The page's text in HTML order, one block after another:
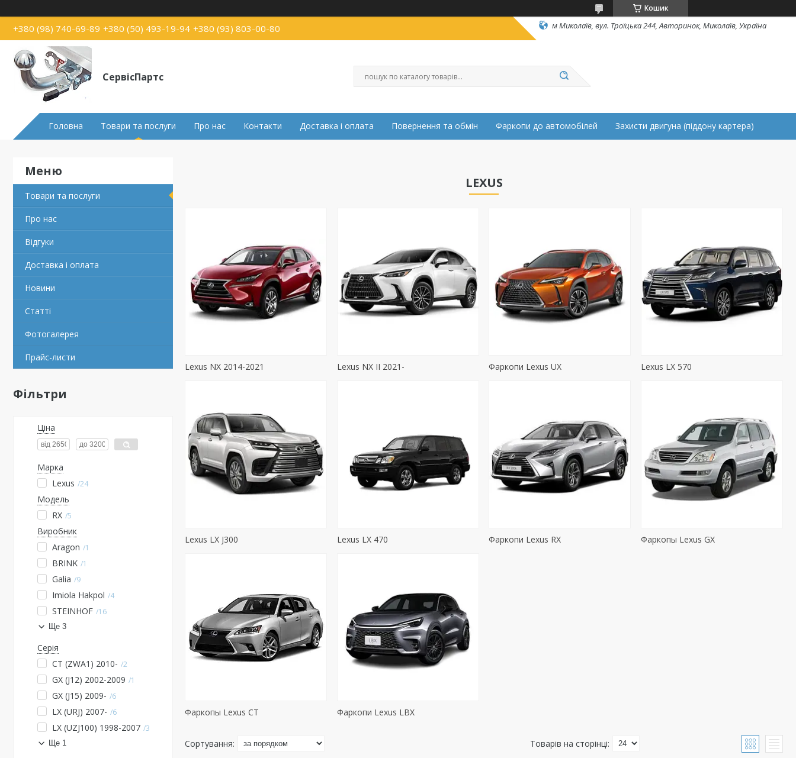
Кошик
+380 (98) 740-69-89 +380 (50) 493-19-94 +380 (93) 803-00-80 м Миколаїв, вул. Троїцька 244, Авторинок, Миколаїв, Україна
СервісПартс
Головна Товари та послуги Про нас Контакти Доставка і оплата Повернення та обмін Фаркопи до автомобілей Захисти двигуна (піддону картера)
Товари та послуги
Про нас
Відгуки
Доставка і оплата
Новини
Статті
Фотогалерея
Прайс-листи
Фільтри
Ціна
Марка
Lexus 24
Модель
RX 5
Виробник
Aragon
1
BRINK 1
Galia 9
Imiola Hakpol 4
STEINHOF 16
Ще 3
Серія
CT (ZWA1) 2010- 2
GX (J12) 2002-2009 1
GX (J15) 2009- 6
LX (URJ) 2007- 6
LX (UZJ100) 1998-2007 3
Ще 1
LEXUS
Lexus NX 2014-2021 Lexus NX II 2021- Фаркопи Lexus UX Lexus LX 570
Lexus LX J300 Lexus LX 470 Фаркопи Lexus RX Фаркопы Lexus GX
Фаркопы Lexus CT Фаркопи Lexus LBX